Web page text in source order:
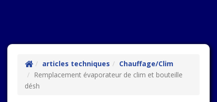
articles techniques
Chauffage/Clim
Remplacement évaporateur de clim et bouteille
désh